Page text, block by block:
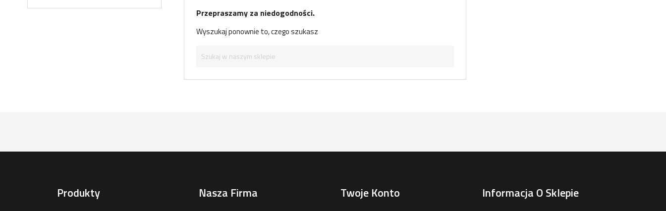
Przepraszamy za niedogodności.
Wyszukaj ponownie to, czego szukasz
Produkty Nasza Firma Twoje Konto Informacja O Sklepie